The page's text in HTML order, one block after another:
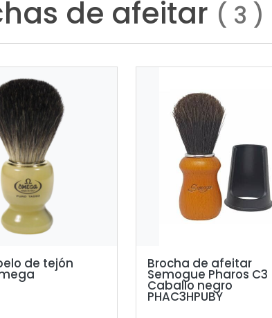
de afeitar ( 3 )
de tejón Brocha de afeitar
Semogue Pharos C3
Caballo negro
PHAC3HPUBY